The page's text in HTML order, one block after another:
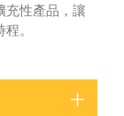
充性產品，讓
。